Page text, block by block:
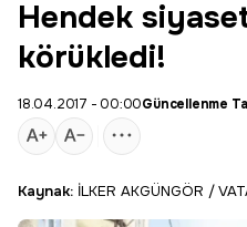
Hendek
körükledi!
18.04.2017 - 00:00Güncellenme
Kaynak: İLKER AKGÜNGÖR /